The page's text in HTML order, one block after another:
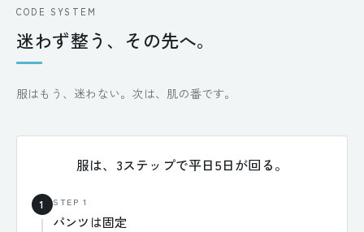
CODE SYSTEM
迷わず整う、その先へ。
服はもう、迷わない。次は、肌の番です。
服は、3ステップで平日5日が回る。
1 STEP 1
パンツは固定